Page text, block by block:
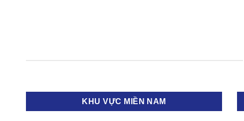
KHU VỰC MIỀN NAM